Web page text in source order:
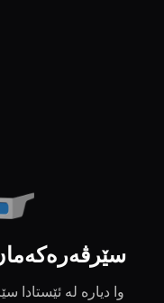
وا دیارە لە ئێستادا